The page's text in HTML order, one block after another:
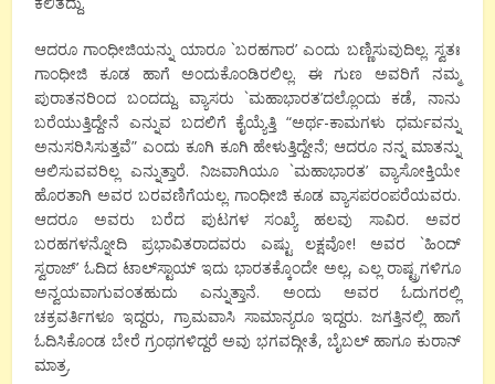
ಆದರೂ ಗಾಂಧೀಜಿಯನ್ನು ಯಾರೂ `ಬರಹಗಾರ’ ಎಂದು ಬಣ್ಣಿಸುವುದಿಲ್ಲ. ಸ್ವತಃ
ಗಾಂಧೀಜಿ ಕೂಡ ಹಾಗೆ ಅಂದುಕೊಂಡಿರಲಿಲ್ಲ. ಈ ಗುಣ ಅವರಿಗೆ ನಮ್ಮ
ಪುರಾತನರಿಂದ ಬಂದದ್ದು. ವ್ಯಾಸರು `ಮಹಾಭಾರತ’ದಲ್ಲೊಂದು ಕಡೆ, ನಾನು
ಬರೆಯುತ್ತಿದ್ದೇನೆ ಎನ್ನುವ ಬದಲಿಗೆ ಕೈಯ್ಯೆತ್ತಿ “ಅರ್ಥ-ಕಾಮಗಳು ಧರ್ಮವನ್ನು
ಅನುಸರಿಸಿಸುತ್ತವೆ” ಎಂದು ಕೂಗಿ ಕೂಗಿ ಹೇಳುತ್ತಿದ್ದೇನೆ; ಆದರೂ ನನ್ನ ಮಾತನ್ನು
ಆಲಿಸುವವರಿಲ್ಲ ಎನ್ನುತ್ತಾರೆ. ನಿಜವಾಗಿಯೂ `ಮಹಾಭಾರತ’ ವ್ಯಾಸೋಕ್ತಿಯೇ
ಹೊರತಾಗಿ ಅವರ ಬರವಣಿಗೆಯಲ್ಲ. ಗಾಂಧೀಜಿ ಕೂಡ ವ್ಯಾಸಪರಂಪರೆಯವರು.
ಆದರೂ ಅವರು ಬರೆದ ಪುಟಗಳ ಸಂಖ್ಯೆ ಹಲವು ಸಾವಿರ. ಅವರ
ಬರಹಗಳನ್ನೋದಿ ಪ್ರಭಾವಿತರಾದವರು ಎಷ್ಟು ಲಕ್ಷವೋ! ಅವರ `ಹಿಂದ್
ಸ್ವರಾಜ್’ ಓದಿದ ಟಾಲ್‍ಸ್ಟಾಯ್ ಇದು ಭಾರತಕ್ಕೊಂದೇ ಅಲ್ಲ, ಎಲ್ಲ ರಾಷ್ಟ್ರಗಳಿಗೂ
ಅನ್ವಯವಾಗುವಂತಹುದು ಎನ್ನುತ್ತಾನೆ. ಅಂದು ಅವರ ಓದುಗರಲ್ಲಿ
ಚಕ್ರವರ್ತಿಗಳೂ ಇದ್ದರು, ಗ್ರಾಮವಾಸಿ ಸಾಮಾನ್ಯರೂ ಇದ್ದರು. ಜಗತ್ತಿನಲ್ಲಿ ಹಾಗೆ
ಓದಿಸಿಕೊಂಡ ಬೇರೆ ಗ್ರಂಥಗಳಿದ್ದರೆ ಅವು ಭಗವದ್ಗೀತೆ, ಬೈಬಲ್ ಹಾಗೂ ಕುರಾನ್
ಮಾತ್ರ.